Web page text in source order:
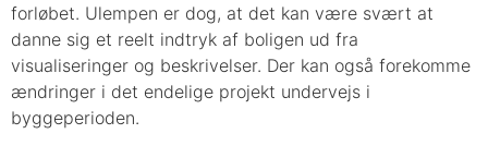
forløbet. Ulempen er dog, at det kan være svært at
danne sig et reelt indtryk af boligen ud fra
visualiseringer og beskrivelser. Der kan også forekomme
ændringer i det endelige projekt undervejs i
byggeperioden.